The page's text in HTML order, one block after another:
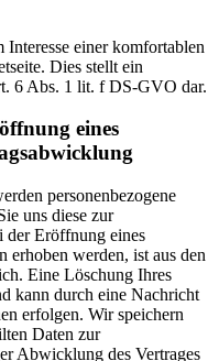
einer komfortablen
Dies stellt ein
6 Abs. 1 lit. f DS-GVO dar.
eines
personenbezogene
uns diese zur
der Eröffnung eines
erhoben werden, ist aus den
Eine Löschung Ihres
kann durch eine Nachricht
erfolgen. Wir speichern
Daten zur
Abwicklung des Vertrages